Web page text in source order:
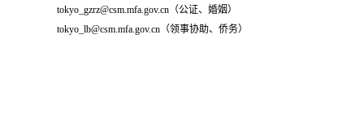
tokyo_gzrz@csm.mfa.gov.cn（公证、婚姻）
tokyo_lb@csm.mfa.gov.cn（领事协助、侨务）